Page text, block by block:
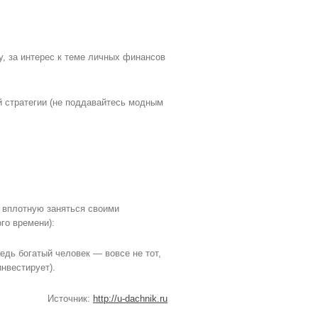
за интерес к теме личных финансов
(не поддавайтесь модным
заняться своими
времени):
богатый человек — вовсе не тот,
Источник: http://u-dachnik.ru